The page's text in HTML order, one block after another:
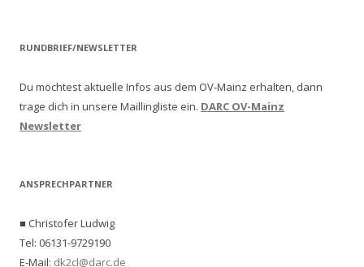
RUNDBRIEF/NEWSLETTER
Du möchtest aktuelle Infos aus dem OV-Mainz erhalten, dann
trage dich in unsere Maillingliste ein. DARC OV-Mainz
Newsletter
ANSPRECHPARTNER
■ Christofer Ludwig
Tel: 06131-9729190
E-Mail: dk2cl@darc.de